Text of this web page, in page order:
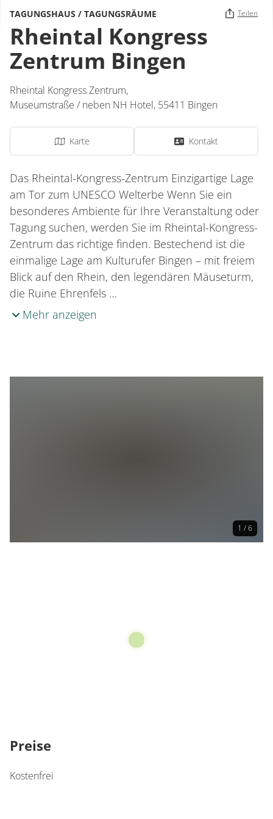
TAGUNGSHAUS / TAGUNGSRÄUME Teilen
Rheintal Kongress
Zentrum Bingen
Rheintal Kongress Zentrum,
Museumstraße / neben NH Hotel, 55411 Bingen
Karte Kontakt
Das Rheintal-Kongress-Zentrum Einzigartige Lage
am Tor zum UNESCO Welterbe Wenn Sie ein
besonderes Ambiente für Ihre Veranstaltung oder
Tagung suchen, werden Sie im Rheintal-Kongress-
Zentrum das richtige finden. Bestechend ist die
einmalige Lage am Kulturufer Bingen – mit freiem
Blick auf den Rhein, den legendären Mäuseturm,
die Ruine Ehrenfels …
Mehr anzeigen
1 / 6
Preise
Kostenfrei